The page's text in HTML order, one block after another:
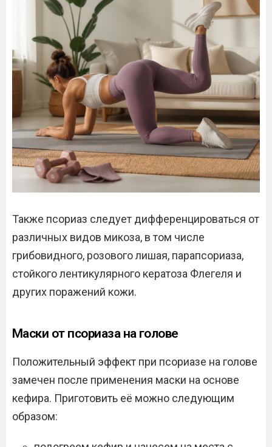
Также псориаз следует дифференцироваться от
различных видов микоза, в том числе
грибовидного, розового лишая, парапсориаза,
стойкого лентикулярного кератоза Флегеля и
других поражений кожи.
Маски от псориаза на голове
Положительный эффект при псориазе на голове
замечен после применения маски на основе
кефира. Приготовить её можно следующим
образом: